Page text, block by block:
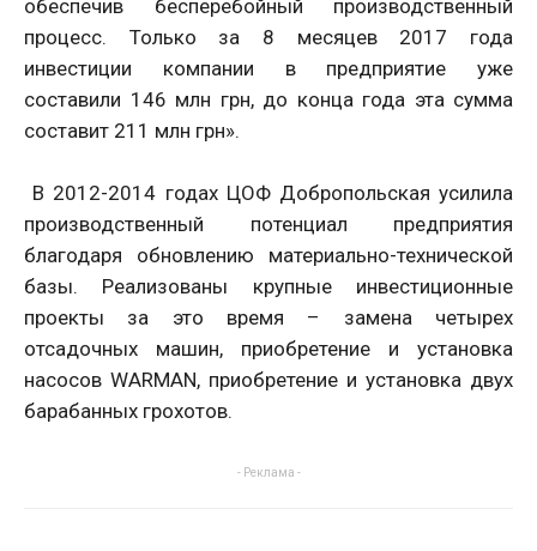
обеспечив бесперебойный производственный
процесс. Только за 8 месяцев 2017 года
инвестиции компании в предприятие уже
составили 146 млн грн, до конца года эта сумма
составит 211 млн грн».
В 2012-2014 годах ЦОФ Добропольская усилила
производственный потенциал предприятия
благодаря обновлению материально-технической
базы. Реализованы крупные инвестиционные
проекты за это время – замена четырех
отсадочных машин, приобретение и установка
насосов WARMAN, приобретение и установка двух
барабанных грохотов.
- Реклама -